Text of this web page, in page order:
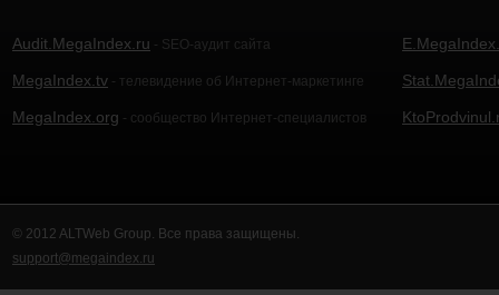
Audit.MegaIndex.ru - SEO-аудит сайта
MegaIndex.tv - телевидение об Интернет-маркетинге
MegaIndex.org - сообщество Интернет-специалистов
© 2012 ALTWeb Group. Все права защищены.
support@megaindex.ru